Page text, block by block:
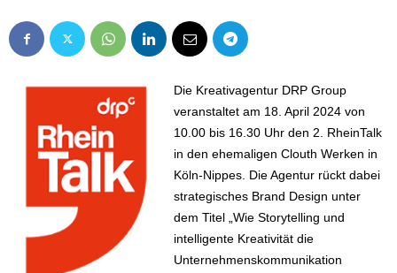
Die Kreativagentur DRP Group
veranstaltet am 18. April 2024 von
10.00 bis 16.30 Uhr den 2. RheinTalk
in den ehemaligen Clouth Werken in
Köln-Nippes. Die Agentur rückt dabei
strategisches Brand Design unter
dem Titel „Wie Storytelling und
intelligente Kreativität die
Unternehmenskommunikation